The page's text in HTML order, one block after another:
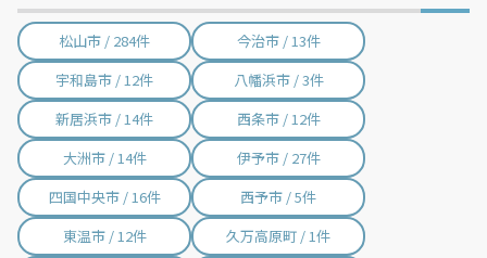
松山市 / 284件
今治市 / 13件
宇和島市 / 12件
八幡浜市 / 3件
新居浜市 / 14件
西条市 / 12件
大洲市 / 14件
伊予市 / 27件
四国中央市 / 16件
西予市 / 5件
東温市 / 12件
久万高原町 / 1件